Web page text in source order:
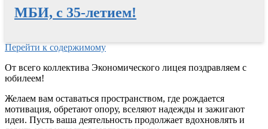
МБИ, с 35-летием!
Перейти к содержимому
От всего коллектива Экономического лицея поздравляем с
юбилеем!
Желаем вам оставаться пространством, где рождается
мотивация, обретают опору, вселяют надежды и зажигают
идеи. Пусть ваша деятельность продолжает вдохновлять и